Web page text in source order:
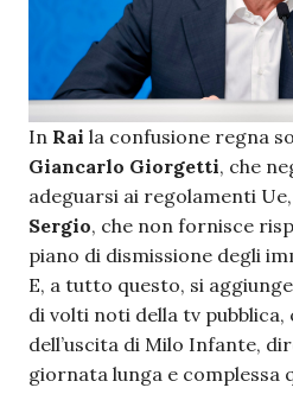
In Rai la confusione regna
Giancarlo Giorgetti, che
adeguarsi ai regolamenti
Sergio, che non fornisce
piano di dismissione degli
E, a tutto questo, si
di volti noti della tv
dell’uscita di Milo Infante,
giornata lunga e complessa